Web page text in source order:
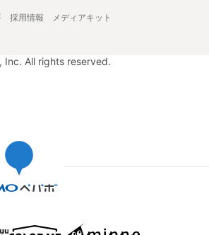
採用情報 メディアキット
Inc. All rights reserved.